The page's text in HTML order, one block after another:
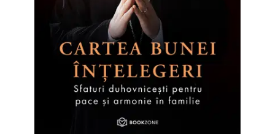
Parapsihologie